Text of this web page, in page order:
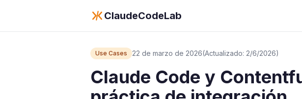
ClaudeCodeLab
Use Cases 22 de marzo de 2026(Actualizado: 2/6/2026)
Claude Code y